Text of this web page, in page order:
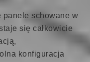
panele schowane w
się całkowicie
konfiguracja